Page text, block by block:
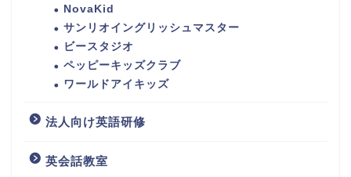
NovaKid
サンリオイングリッシュマスター
ビースタジオ
ペッピーキッズクラブ
ワールドアイキッズ
法人向け英語研修
英会話教室